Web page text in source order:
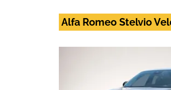
Alfa Romeo Stelvio